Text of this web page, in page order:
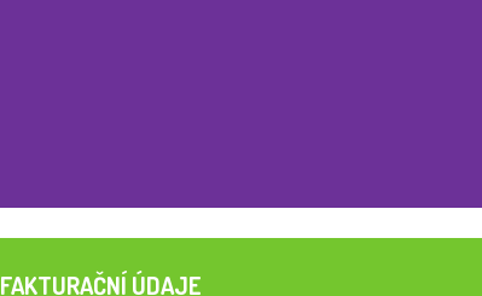
FAKTURAČNÍ ÚDAJE